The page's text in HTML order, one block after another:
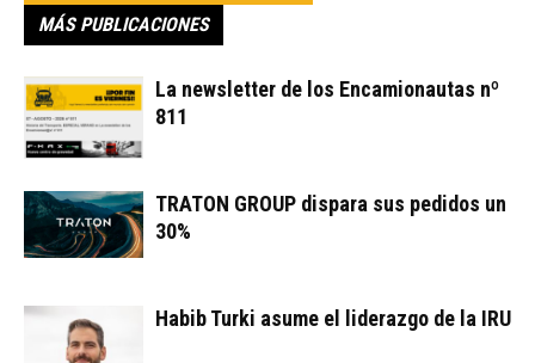
MÁS PUBLICACIONES
La newsletter de los Encamionautas nº
811
TRATON GROUP dispara sus pedidos un
30%
Habib Turki asume el liderazgo de la IRU